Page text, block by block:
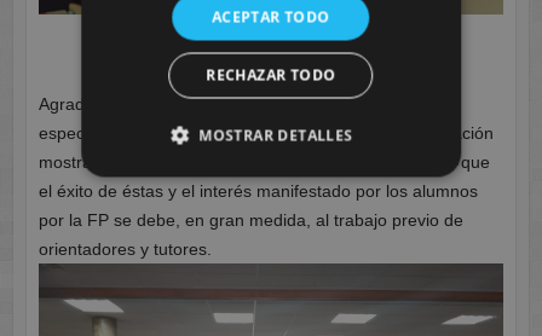
Agradecer a los centros educativos participantes, y en
especial a sus orientadores, por el interés y la colaboración
mostrada en la realización de las charlas. Conscientes que
el éxito de éstas y el interés manifestado por los alumnos
por la FP se debe, en gran medida, al trabajo previo de
orientadores y tutores.
ACEPTAR TODO
RECHAZAR TODO
MOSTRAR DETALLES